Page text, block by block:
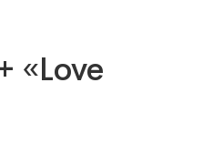
«Love